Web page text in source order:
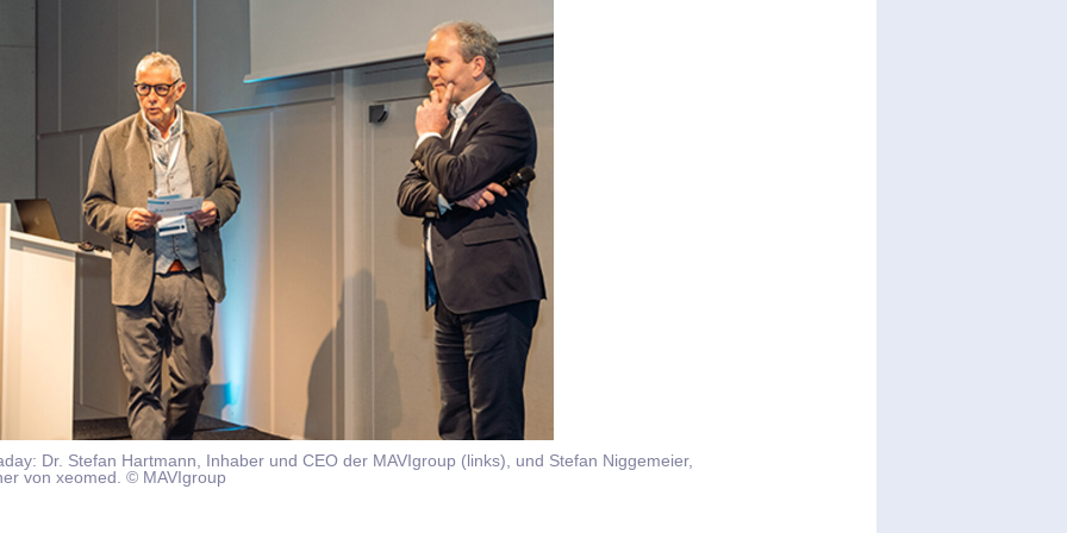
Dr. Stefan Hartmann, Inhaber und CEO der MAVIgroup (links), und Stefan Niggemeier,
von xeomed. © MAVIgroup